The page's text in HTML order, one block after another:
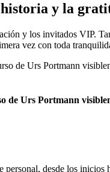
historia y la
y los invitados VIP.
vez con toda
Urs Portmann
desde los